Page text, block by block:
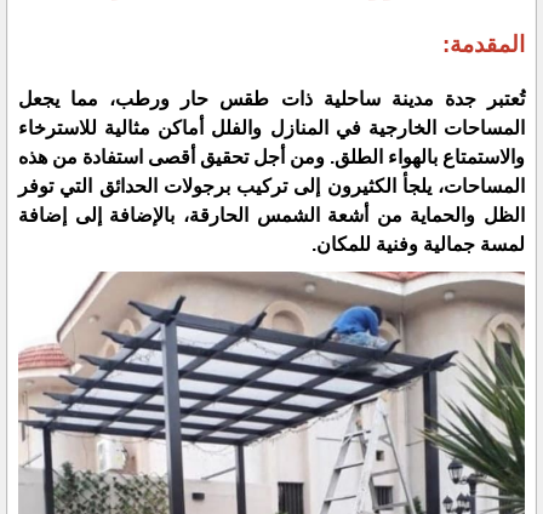
المقدمة:
تُعتبر جدة مدينة ساحلية ذات طقس حار ورطب، مما يجعل
المساحات الخارجية في المنازل والفلل أماكن مثالية للاسترخاء
والاستمتاع بالهواء الطلق. ومن أجل تحقيق أقصى استفادة من هذه
المساحات، يلجأ الكثيرون إلى تركيب برجولات الحدائق التي توفر
الظل والحماية من أشعة الشمس الحارقة، بالإضافة إلى إضافة
لمسة جمالية وفنية للمكان.